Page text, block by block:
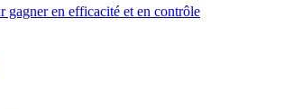
gagner en efficacité et en contrôle